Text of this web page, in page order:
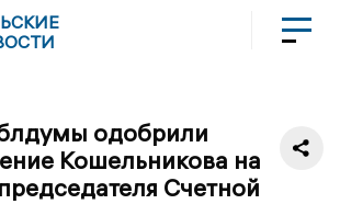
одобрили
Кошельникова на
Счетной